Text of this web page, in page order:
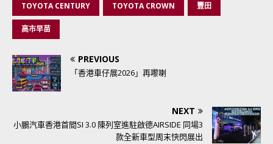
TOYOTA CENTURY TOYOTA CROWN 豐田
高市早苗
PREVIOUS
「香港車仔展2026」再嚟喇
NEXT
小鵬汽車香港首間SI 3.0 陳列室進駐啟德AIRSIDE 同場3
款全新車型周末快閃展出